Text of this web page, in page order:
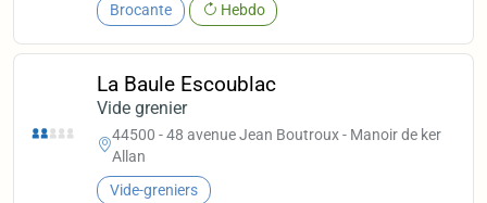
Brocante Hebdo
La Baule Escoublac
Vide grenier
44500 - 48 avenue Jean Boutroux - Manoir de ker
Allan
Vide-greniers